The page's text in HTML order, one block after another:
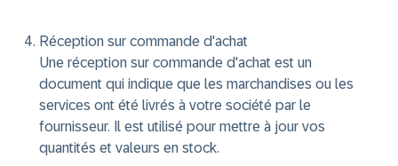
Réception sur commande d'achat
Une réception sur commande d'achat est un
document qui indique que les marchandises ou les
services ont été livrés à votre société par le
fournisseur. Il est utilisé pour mettre à jour vos
quantités et valeurs en stock.